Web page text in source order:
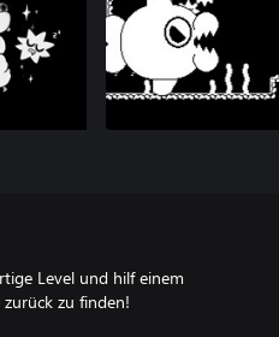
Level und hilf einem
zu finden!